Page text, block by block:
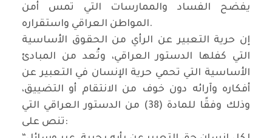
يفضح الفساد والممارسات التي تمس أمن
المواطن العراقي واستقراره.
إن حرية التعبير عن الرأي من الحقوق الأساسية
التي كفلها الدستور العراقي، وتُعد من المبادئ
الأساسية التي تحمي حرية الإنسان في التعبير عن
أفكاره وآرائه دون خوف من الانتقام أو التضييق،
وذلك وفقًا للمادة (38) من الدستور العراقي التي
تنص على: